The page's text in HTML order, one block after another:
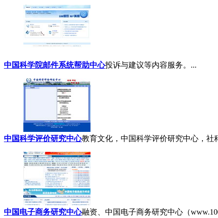
中国科学院邮件系统帮助中心投诉与建议等内容服务。...
中国科学评价研究中心教育文化，中国科学评价研究中心，社
中国电子商务研究中心融资、中国电子商务研究中心（